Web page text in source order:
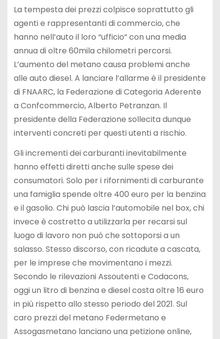
La tempesta dei prezzi colpisce soprattutto gli
agenti e rappresentanti di commercio, che
hanno nell’auto il loro “ufficio” con una media
annua di oltre 60mila chilometri percorsi.
L’aumento del metano causa problemi anche
alle auto diesel. A lanciare l’allarme è il presidente
di FNAARC, la Federazione di Categoria Aderente
a Confcommercio, Alberto Petranzan. Il
presidente della Federazione sollecita dunque
interventi concreti per questi utenti a rischio.
Gli incrementi dei carburanti inevitabilmente
hanno effetti diretti anche sulle spese dei
consumatori. Solo per i rifornimenti di carburante
una famiglia spende oltre 400 euro per la benzina
e il gasolio. Chi può lascia l’automobile nel box, chi
invece è costretto a utilizzarla per recarsi sul
luogo di lavoro non può che sottoporsi a un
salasso. Stesso discorso, con ricadute a cascata,
per le imprese che movimentano i mezzi.
Secondo le rilevazioni Assoutenti e Codacons,
oggi un litro di benzina e diesel costa oltre 16 euro
in più rispetto allo stesso periodo del 2021. Sul
caro prezzi del metano Federmetano e
Assogasmetano lanciano una petizione online,